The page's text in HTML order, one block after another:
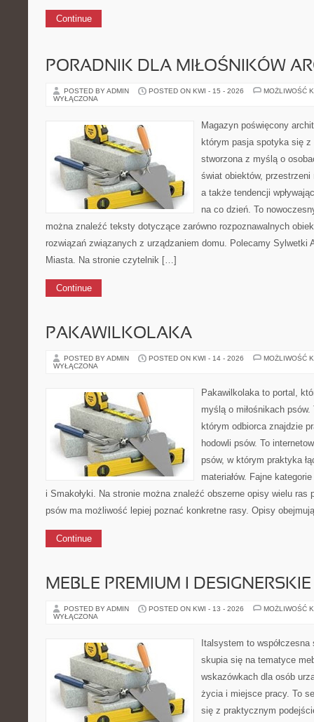
Continue
PORADNIK DLA MIŁOŚNIKÓW
POSTED BY ADMIN POSTED ON KWI - 15 - 2026
MOŻLIWOŚĆ
WYŁĄCZONA
Magazyn poświęcony
którym pasja spotyka się z
stworzona z myślą o
świat obiektów,
a także tendencji
na co dzień. To
można znaleźć teksty dotyczące zarówno rozpoznawalnych
rozwiązań związanych z urządzaniem domu. Polecamy Sylwetki
Miasta. Na stronie czytelnik […]
Continue
PAKAWILKOLAKA
POSTED BY ADMIN POSTED ON KWI - 14 - 2026
MOŻLIWOŚĆ
WYŁĄCZONA
Pakawilkolaka to portal,
myślą o miłośnikach
którym odbiorca znajdzie
hodowli psów. To
psów, w którym praktyka
materiałów. Fajne
i Smakołyki. Na stronie można znaleźć obszerne opisy wielu ras
psów ma możliwość lepiej poznać konkretne rasy. Opisy
Continue
MEBLE PREMIUM I DESIGNERSKIE
POSTED BY ADMIN POSTED ON KWI - 13 - 2026
MOŻLIWOŚĆ
WYŁĄCZONA
Italsystem to
skupia się na tematyce
wskazówkach dla osób
życia i miejsce pracy. To
się z praktycznym